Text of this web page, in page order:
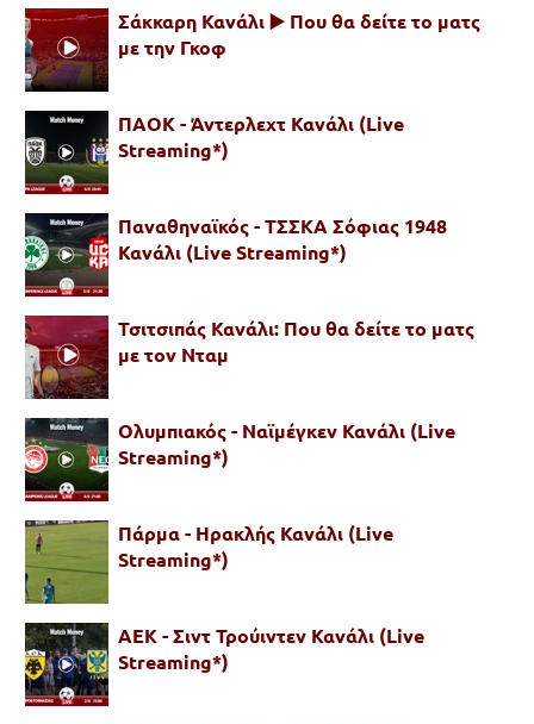
Σάκκαρη Κανάλι ▶️ Που θα δείτε το ματς
με την Γκοφ
ΠΑΟΚ - Άντερλεχτ Κανάλι (Live
Streaming*)
Παναθηναϊκός - ΤΣΣΚΑ Σόφιας 1948
Κανάλι (Live Streaming*)
Τσιτσιπάς Κανάλι: Που θα δείτε το ματς
με τον Νταμ
Ολυμπιακός - Ναϊμέγκεν Κανάλι (Live
Streaming*)
Πάρμα - Ηρακλής Κανάλι (Live
Streaming*)
ΑΕΚ - Σιντ Τρούιντεν Κανάλι (Live
Streaming*)